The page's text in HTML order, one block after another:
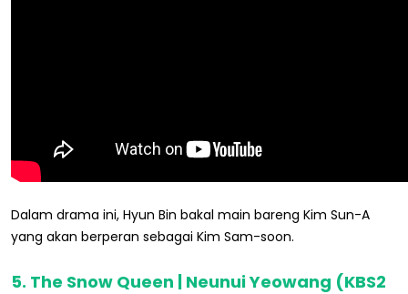
Dalam drama ini, Hyun Bin bakal main bareng Kim Sun-A
yang akan berperan sebagai Kim Sam-soon.
5. The Snow Queen | Neunui Yeowang (KBS2